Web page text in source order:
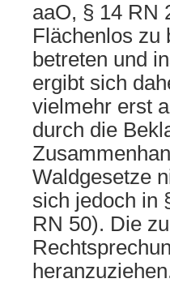
aaO, § 14 RN
Flächenlos zu
betreten und
ergibt sich
vielmehr erst
durch die
Waldgesetze
sich jedoch in
RN 50). Die